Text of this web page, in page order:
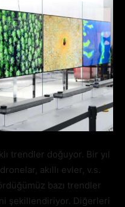
trendler doğuyor. Bir yıl
akıllı evler, v.s.
bazı trendler
şekillendiriyor. Diğerleri